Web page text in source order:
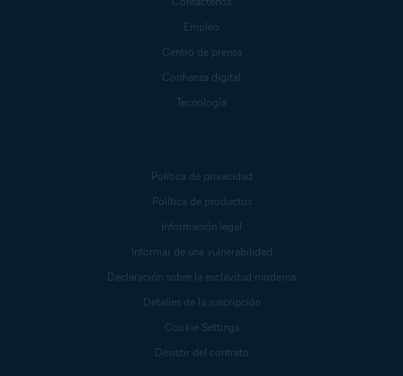
Empleo
Centro de prensa
Confianza digital
Tecnología
Política de privacidad
Política de productos
Información legal
Informar de una vulnerabilidad
Declaración sobre la esclavitud moderna
Detalles de la suscripción
Cookie Settings
Desistir del contrato